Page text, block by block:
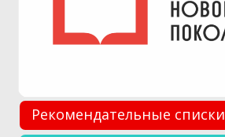
Рекомендательные списки